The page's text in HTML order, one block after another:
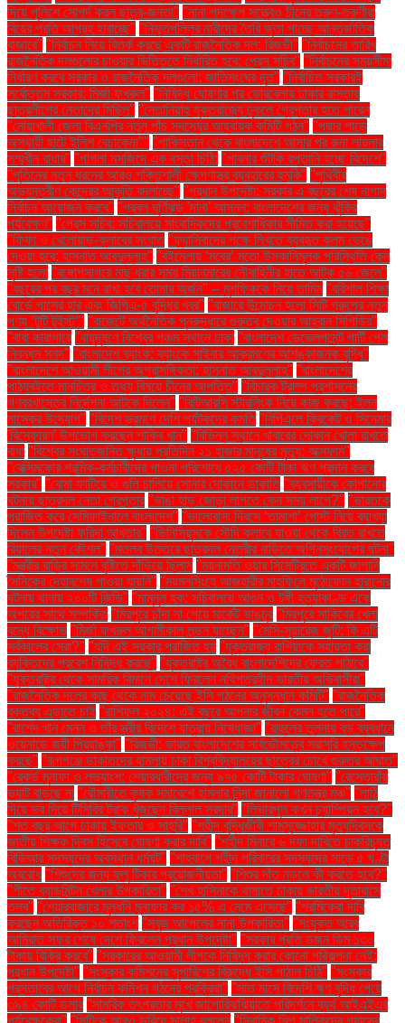
দিয়ে পুলিশে সোপর্দ করল ছাত্র-জনতা" "নানা পদক্ষেপ সত্ত্বেও চীনের তরুণ-তরুণীরা
বিয়ের প্রতি আগ্রহ হারাচ্ছে" "নিভৃতপল্লির নারীদের তৈরি জুতা পাচ্ছে আন্তর্জাতিক
বাজারে" "নির্বাচন নিয়ে বিতর্ক করছে একটি রাজনৈতিক দল: রিজভী" "নির্বাচনের তারিখ
রাজনৈতিক দলগুলোর চাওয়ার ভিত্তিতে নির্ধারিত হবে: প্রেস সচিব" "নির্বাচনের সময়সীমা
নির্ধারণ করবে সরকার ও রাজনৈতিক দলগুলো: জাতিসংঘের দূত" "নির্বাচিত সরকারই
সর্বোত্তম সরকার: মির্জা ফখরুল" "নিষিদ্ধ ঘোষণার পর ভোরবেলায় ঢাকার রাস্তায়
ছাত্রলীগের নেতাদের মিছিল" "নেতানিয়াহু যুক্তরাজ্যে ঢুকলে গ্রেপ্তার হতে পারেন
"নোয়াখালী জেলা বিএনপির নতুন পাঁচ সদস্যের আহ্বায়ক কমিটি গঠন" "পদ্মার পাড়ে
অস্থায়ী হাটে ইলিশ বেচাকেনা"'' "পাকিস্তান থেকে বাংলাদেশে আসার পর রুনা লায়লার
সম্মুখীন বাধার" "পাগলা মসজিদে এক বস্তা চিঠি: "পাবনার শুঁটকি রপ্তানি হচ্ছে বিদেশে"
"পুতিনের নতুন ধরনের আরও শক্তিশালী ক্ষেপণাস্ত্র ব্যবহারের হুমকি" "পৃথিবীর
অভ্যন্তরীণ কেন্দ্রের আকৃতি বদলাচ্ছে" "প্রধান উপদেষ্টা: সরকার এ বছরের শেষ নাগাদ
নির্বাচন আয়োজন করবে" "প্রবল ঘূর্ণিঝড় 'দানা' আসন্ন: বাংলাদেশের জন্য ঝুঁকির
পর্যবেক্ষণ" "প্রেস সচিব: সচিবালয়ে সাংবাদিকদের প্রবেশাধিকার সীমিত করা হয়েছে"
"ফিফা ও খেলোয়াড়-ক্লাবের সংঘাত "ফ্যাসিবাদের পক্ষে লিখতে ব্যবহৃত কলম ভেঙে
দেওয়া হবে: হাসনাত আবদুল্লাহ" "বইমেলায় ‘মবের’ মতো উসকানিমূলক পরিস্থিতি কেন
সৃষ্টি হলো "বঙ্গোপসাগরে মাছ ধরার সময় মিয়ানমারের নৌবাহিনীর হাতে আটক ৫৬ জেলে"
"বছরের পর বছর মনে রাখা হবে তোমার অর্জন" – মুশফিককে নিয়ে তামিম "বরিশাল শিক্ষা
বোর্ডে পাসের হার এবং জিপিএ-৫ বৃদ্ধির খবর" "বাজারে উন্মোচন হলো সিটি গ্রুপের নতুন
পণ্য ‘টুটি টুইস্ট’" "বাজেটে অর্থনৈতিক পুনরুদ্ধারে গুরুত্ব দেওয়ার আহ্বান সিপিডির"
"বাবা কারাগারে "বায়ুদূষণে বিশ্বের পঞ্চম স্থানে ঢাকা "বাংলাদেশ ডেভেলপমেন্ট পার্টি পেল
নিবন্ধন সনদ" "বাংলাদেশ ব্যাংক: ব্যাংকে সাইবার আক্রমণের আশঙ্কাজনক বৃদ্ধি"
"বাংলাদেশে আওয়ামী লীগের অপ্রাসঙ্গিকতা: হাসনাত আবদুল্লাহ" "বাংলাদেশের
পাঠ্যবইতে মানচিত্র ও তথ্য বিষয়ে চীনের আপত্তি" "বিচারক ট্রাম্প প্রশাসনের
গণবরখাস্তের নির্দেশনা আটকে দিলেন" "বিটিআরসি স্টারলিংক নিয়ে কাজ করছে: ইলন
মাস্কের উদ্যোগ" "বিদেশ ভ্রমণে দেশি পর্যটকদের কমতি "বিপিএলে ক্রিকেট ও সিনেমার
'বিস্ফোরণ' উপভোগ করছেন শাকিব খান" "বিভিন্ন স্থানে খাবারের দোকান খোলা রাখতে
বাধা "বিশ্বের সংঘাতজনিত ক্ষুধায় প্রতিদিন ২১ হাজার মানুষের মৃত্যু: অক্সফাম"
"বেক্সিমকোর শ্রমিক-কর্মচারীদের পাওনা পরিশোধে ৫২৫ কোটি টাকা ঋণ প্রদান করবে
সরকার" "বোমা ফাটিয়ে ও গুলি চালিয়ে সোনার দোকানে ডাকাতি "ব্যবসায়ীকে কোপানোর
ঘটনায় ছাত্রদল নেতা গ্রেপ্তার "ভাঙা হাড় জোড়া লাগতে কেন সময় লাগে?" "ভারতকে
পরাজিত করে সেমিফাইনালে বাংলাদেশ" "ভালোবাসা দিবসে ‘তামাশা’ পোস্ট নিয়ে ব্যাখ্যা
দিলেন উপদেষ্টা ফরিদা আখতার" "ভিনিসিয়ুসকে সৌদি ক্লাবে যাওয়া থেকে বিরত রাখতে
রিয়ালের নতুন কৌশল" "মতলব উত্তরে ছাত্রদল নেত্রীর বাড়িতে অগ্নিসংযোগের ঘটনা"
"মন্ত্রীর বাড়ির সামনে বৃষ্টিতে দাঁড়িয়ে ছিলাম "ময়নামতি ওয়ার সিমেট্রিতে একটি জাপানি
সৈনিকের দেহাবশেষ পাওয়া যায়নি" "ময়মনসিংহে আজহারীর মাহফিলে মুঠোফোন হারানোর
ঘটনায় থানায় ২০০টি জিডি" "মামুনুল হক: সচিবালয়ে আগুন ও টঙ্গী হত্যাকাণ্ড একে
অপরের সাথে সম্পর্কিত "মিরপুরে চাঁদা না পেয়ে মার্কেট ভাঙচুর "মিরপুরে সাকিবের খেলা
বন্ধে বিক্ষোভ "মির্জা ফখরুল আগামীকাল লন্ডন যাচ্ছেন" "মেসি-সুয়ারেজ জুটি: কি এটি
সর্বকালের সেরা?" "যদি এই সরকার পরাজিত হয় "যুক্তরাজ্য রাশিয়াকে সহায়তা করা
ব্যক্তিদের প্রবেশ নিষিদ্ধ করছে" "যুক্তরাষ্ট্র অবৈধ বাংলাদেশিদের ফেরত পাঠাবে"
"যুক্তরাষ্ট্র থেকে সামরিক বিমানে দেশে ফিরলেন নথিপত্রহীন ভারতীয় অভিবাসীরা"
"রাজনৈতিক দলের কাছ থেকে নাম চেয়েছে ইসি গঠনের অনুসন্ধান কমিটি" "রাজনৈতিক
বক্তব্য এড়াতে চাই "রাশিফল ২০২৪: এই বছরে আপনার জীবন কেমন হতে পারে"
"রাশেদ খান মেনন ও তাঁর স্ত্রীর বিদেশে যাত্রায় নিষেধাজ্ঞা" "রাহুলের তুলনায় বড় ব্যবধানে
ওয়েনাডে জয়ী প্রিয়াঙ্কা" "রিজভী: ভারত বাংলাদেশের সার্বভৌমত্বে সরাসরি হস্তক্ষেপ
করছে" "রূপগঞ্জে ডাকাতদের হামলায় ঢাকা বিশ্ববিদ্যালয়ের ছাত্রের চোখে গুরুতর আঘাত"
"রেকর্ড মুনাফা ও লভ্যাংশ: শেয়ারধারীদের জন্য ৯৭৫ কোটি টাকার ঘোষণা" "রেস্তোরাঁয়
ভ্যাট বাড়ছে না "রৌমারীতে কৃষক সমাবেশে হামলার নিন্দা জানালো গণতন্ত্র মঞ্চ" "লাঠি
দিয়ে ভর দিয়ে টিসিবির ট্রাক খুঁজছেন বিল্লাল সরদার" "লিভারপুল কখন চ্যাম্পিয়ন হবে?"
"শত বছর আগে ঢাকায় ইফতার ও সাহ্‌রি" "শহীদ বুদ্ধিজীবী শামসুজ্জোহার মৃত্যুদিবসকে
জাতীয় শিক্ষক দিবস হিসেবে ঘোষণা করার দাবি" "শহীদ মিনারে ৬ দফা দাবিতে চাকরিচ্যুত
বিডিআর সদস্যদের অবস্থান ধর্মঘট" "শাহবাগে শহীদ পরিবারের সদস্যদের সাড়ে ৫ ঘণ্টা
অবরোধ "শিশুদের জন্য ফ্লু টিকার প্রয়োজনীয়তা" "শিশুর দাঁত নড়লে কী করতে হবে?"
"শীতে ব্যাডমিন্টন খেলার উপকারিতা" "শেখ হাসিনাকে থামাতে ঢাকায় ভারতীয় দূতাবাসে
তলব" "শেয়ারবাজারে মূলধনি মুনাফার কর ১৫% এ নেমে এসেছে" "শ্রমিকেরা দাবি
করছেন অতিরিক্ত ১০ শতাংশ "সবুজ আপেলের নানা উপকারিতা" "সংযুক্ত আরব
আমিরাত সফর শেষে দেশে ফিরলেন প্রধান উপদেষ্টা" "সরকার প্রতি ডজন ডিম ১৩০
টাকায় বিক্রি করবে" "সরকারের আওয়ামী লীগকে নিষিদ্ধ করার কোনো পরিকল্পনা নেই:
প্রধান উপদেষ্টা" "সংস্কার কমিশনের সুপারিশের বিরুদ্ধে ইসি পাঠাল চিঠি" "সংস্কার
প্রস্তাবের আগে নির্বাচন কমিশন গঠনের প্রক্রিয়া" "সাত মাসে বিদেশি ঋণ বৃদ্ধি পেয়ে
৩৯৪ কোটি ডলার "সামরিক তৎপরতার মুখে জাপোরিঝঝিয়াতে পরিদর্শনে ব্যর্থ আইএইএর